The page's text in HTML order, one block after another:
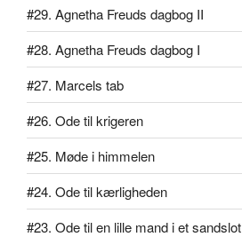
#29. Agnetha Freuds dagbog II
#28. Agnetha Freuds dagbog I
#27. Marcels tab
#26. Ode til krigeren
#25. Møde i himmelen
#24. Ode til kærligheden
#23. Ode til en lille mand i et sandslot